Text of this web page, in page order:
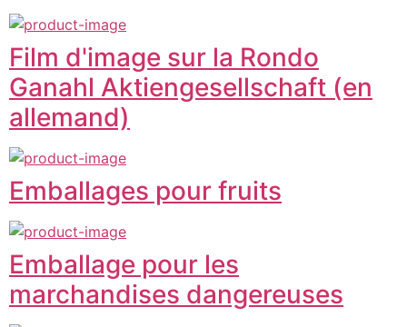
Film d'image sur la Rondo
Ganahl Aktiengesellschaft (en
allemand)
Emballages pour fruits
Emballage pour les
marchandises dangereuses